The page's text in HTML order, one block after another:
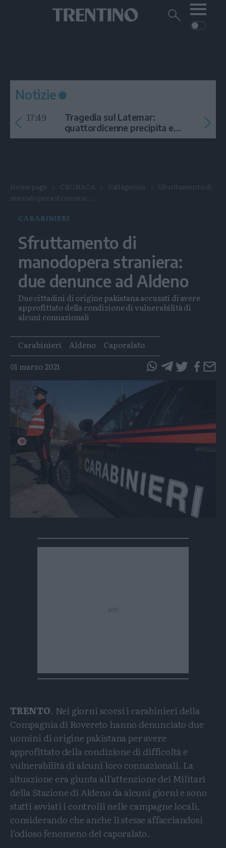
Cerca
CRONACA
GARDA
CULTURA
VIDEO
Notizie
17:49
Tragedia sul Latemar:
quattordicenne precipita e
muore
Home page CRONACA Vallagarina
Sfruttamento di
manodopera straniera:...
CARABINIERI
Sfruttamento di
manodopera straniera:
due denunce ad Aldeno
Due cittadini di origine pakistana accusati di avere
approfittato della condizione di vulnerabilità di
alcuni connazionali
Tags
Carabinieri Aldeno
Caporalato
01 marzo 2021
questo
articolo
questo
TRENTO. Nei giorni scorsi i carabinieri della
Compagnia di Rovereto hanno denunciato due
uomini di origine pakistana per avere
approfittato della condizione di difficoltà e
vulnerabilità di alcuni loro connazionali. La
situazione era giunta all’attenzione dei Militari
della Stazione di Aldeno da alcuni giorni e sono
statti avviati i controlli nelle campagne locali,
considerando che anche lì stesse affacciandosi
l’odioso fenomeno del caporalato.